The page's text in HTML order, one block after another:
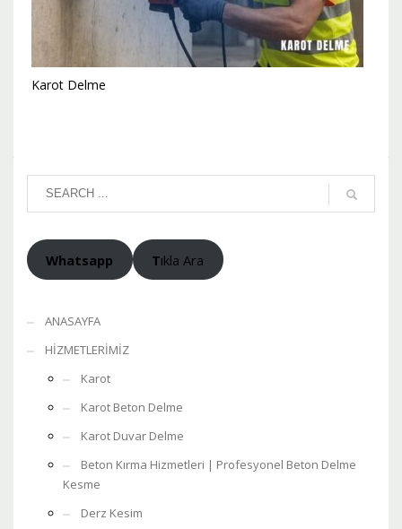
Karot Delme
Whatsapp Tıkla Ara
ANASAYFA
HİZMETLERİMİZ
Karot
Karot Beton Delme
Karot Duvar Delme
Beton Kırma Hizmetleri | Profesyonel Beton Delme
Kesme
Derz Kesim